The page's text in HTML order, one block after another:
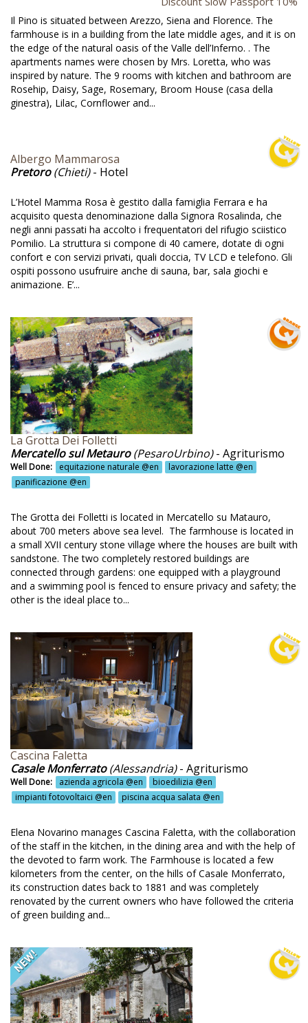
trentina @en
con visite guidate @en
per bambini @en
nell'orto @en
di Bagnoli @en
fotovoltaici @en
sciistici @en
di teleriscaldamento @en
fotovoltaico @en
sul territorio @en
termo-acustico @en
botanici @en
@en
@en
di smielatura @en
didattici @en
per bambini @en
a basso consumo @en
e formaggi biologici @en
latte @en
@en
peeping @en
naturale @en
di cucina @en
luminosi e termici @en
@en
temporizzate @en
Widmann @en
@en
@en
e dolci fatti in casa @en
@en
fatte in casa @en
locali per il restauro @en
naturali @en
@en
Il Pino is situated between Arezzo, Siena and Florence. The
farmhouse is in a building from the late middle ages, and it is on
the edge of the natural oasis of the Valle dell’Inferno. . The
apartments names were chosen by Mrs. Loretta, who was
inspired by nature. The 9 rooms with kitchen and bathroom are
Rosehip, Daisy, Sage, Rosemary, Broom House (casa della
ginestra), Lilac, Cornflower and...
Albergo Mammarosa
Pretoro(Chieti)- Hotel
L’Hotel Mamma Rosa è gestito dalla famiglia Ferrara e ha
acquisito questa denominazione dalla Signora Rosalinda, che
negli anni passati ha accolto i frequentatori del rifugio sciistico
Pomilio. La struttura si compone di 40 camere, dotate di ogni
confort e con servizi privati, quali doccia, TV LCD e telefono. Gli
ospiti possono usufruire anche di sauna, bar, sala giochi e
animazione. E’...
La Grotta Dei Folletti
Mercatello sul Metauro(PesaroUrbino)- Agriturismo
Well Done: equitazione naturale @en
lavorazione latte @en
panificazione @en
The Grotta dei Folletti is located in Mercatello su Matauro,
about 700 meters above sea level. The farmhouse is located in
a small XVII century stone village where the houses are built with
sandstone. The two completely restored buildings are
connected through gardens: one equipped with a playground
and a swimming pool is fenced to ensure privacy and safety; the
other is the ideal place to...
Cascina Faletta
Casale Monferrato(Alessandria)- Agriturismo
Well Done: azienda agricola @en
bioedilizia @en
impianti fotovoltaici @en
piscina acqua salata @en
Elena Novarino manages Cascina Faletta, with the collaboration
of the staff in the kitchen, in the dining area and with the help of
the devoted to farm work. The Farmhouse is located a few
kilometers from the center, on the hills of Casale Monferrato,
its construction dates back to 1881 and was completely
renovated by the current owners who have followed the criteria
of green building and...